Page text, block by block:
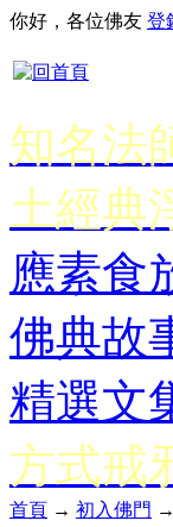
你好，各位佛友 登
知名法
土經典
應素食
佛典故
精選文
方式戒
首頁 → 初入佛門 →